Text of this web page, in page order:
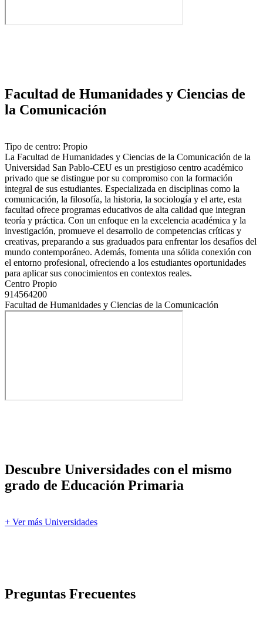
Facultad de Humanidades y Ciencias de
la Comunicación
Tipo de centro: Propio
La Facultad de Humanidades y Ciencias de la Comunicación de la
Universidad San Pablo-CEU es un prestigioso centro académico
privado que se distingue por su compromiso con la formación
integral de sus estudiantes. Especializada en disciplinas como la
comunicación, la filosofía, la historia, la sociología y el arte, esta
facultad ofrece programas educativos de alta calidad que integran
teoría y práctica. Con un enfoque en la excelencia académica y la
investigación, promueve el desarrollo de competencias críticas y
creativas, preparando a sus graduados para enfrentar los desafíos del
mundo contemporáneo. Además, fomenta una sólida conexión con
el entorno profesional, ofreciendo a los estudiantes oportunidades
para aplicar sus conocimientos en contextos reales.
Centro Propio
914564200
Facultad de Humanidades y Ciencias de la Comunicación
Descubre Universidades con el mismo
grado de Educación Primaria
+ Ver más Universidades
Preguntas Frecuentes